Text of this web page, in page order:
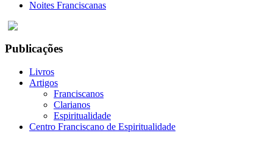
Noites Franciscanas
Publicações
Livros
Artigos
Franciscanos
Clarianos
Espiritualidade
Centro Franciscano de Espiritualidade